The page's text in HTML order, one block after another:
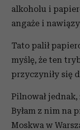
alkoholu i
angaże i
Tato palił
myślę, że ten
przyczyniły się
Pilnował
Byłam z nim na
Moskwa w